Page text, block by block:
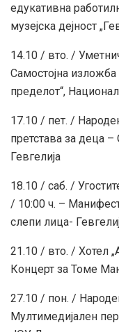
едукативна
музејска дејност
14.10 / вто. /
Самостојна
пределот“,
17.10 / пет. /
претстава за деца
Гевгелија
18.10 / саб. /
/ 10:00 ч. –
слепи лица-
21.10 / вто. / Хотел
Концерт за Томе
27.10 / пон. /
Мултимедијален